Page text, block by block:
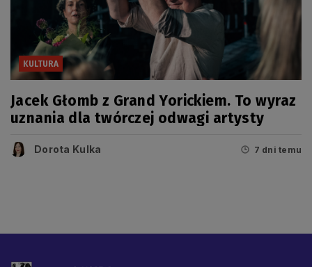
KULTURA
Jacek Głomb z Grand Yorickiem. To wyraz
uznania dla twórczej odwagi artysty
Dorota Kulka 7 dni temu